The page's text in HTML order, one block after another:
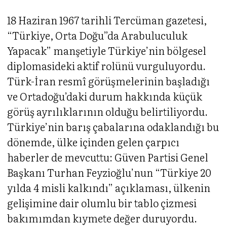
18 Haziran 1967 tarihli Tercüman gazetesi,
“Türkiye, Orta Doğu”da Arabuluculuk
Yapacak” manşetiyle Türkiye’nin bölgesel
diplomasideki aktif rolünü vurguluyordu.
Türk-İran resmî görüşmelerinin başladığı
ve Ortadoğu’daki durum hakkında küçük
görüş ayrılıklarının olduğu belirtiliyordu.
Türkiye’nin barış çabalarına odaklandığı bu
dönemde, ülke içinden gelen çarpıcı
haberler de mevcuttu: Güven Partisi Genel
Başkanı Turhan Feyzioğlu’nun “Türkiye 20
yılda 4 misli kalkındı” açıklaması, ülkenin
gelişimine dair olumlu bir tablo çizmesi
bakımımdan kıymete değer duruyordu.